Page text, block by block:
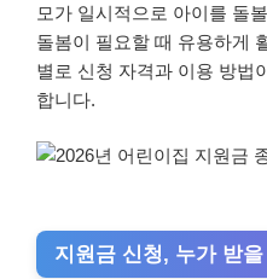
모가 일시적으로 아이를 돌
돌봄이 필요할 때 유용하게
별로 신청 자격과 이용 방법
합니다.
지원금 신청, 누가 받